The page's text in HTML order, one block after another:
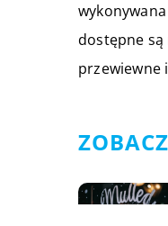
dostępne
przewiewne